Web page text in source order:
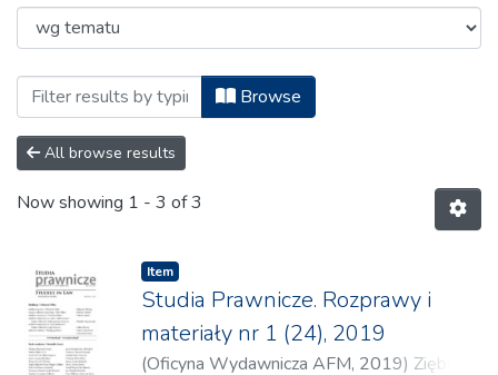
Browsing 2.6 Studia Prawnicze.
Browse
All browse results
Now showing 1 - 3 of 3
Item
Studia Prawnicze. Rozprawy i
materiały nr 1 (24), 2019
(Oficyna Wydawnicza AFM, 2019) Zięba-